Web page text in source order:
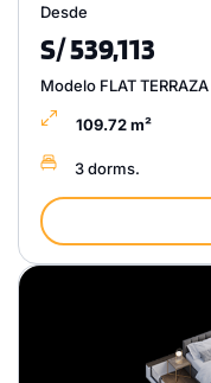
Desde
S/ 539,113
Modelo FLAT TERRAZA
109.72 m²
3 dorms.